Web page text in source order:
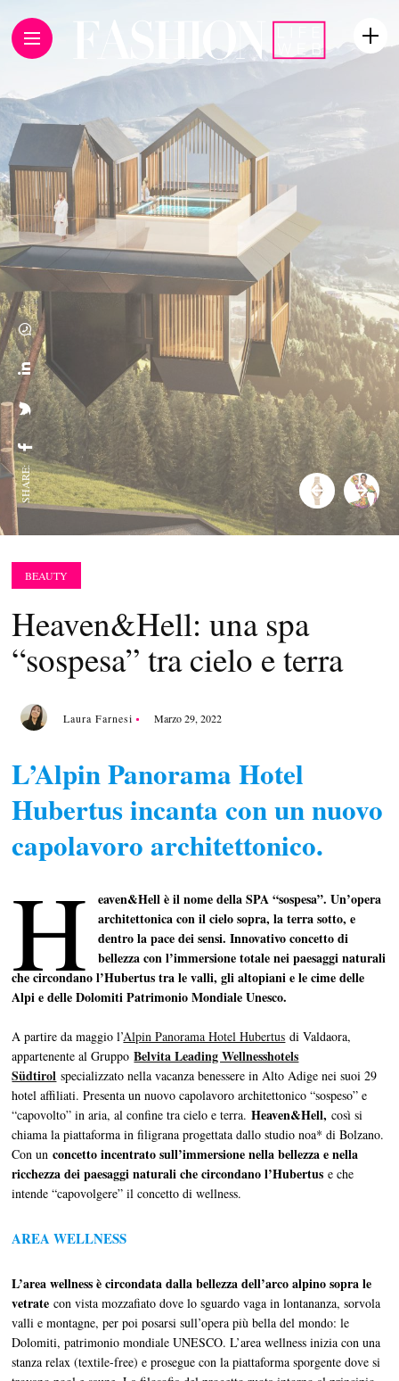
SHARE:
BEAUTY
Heaven&Hell: una spa
“sospesa” tra cielo e terra
Laura Farnesi Marzo 29, 2022
L’Alpin Panorama Hotel
Hubertus incanta con un nuovo
capolavoro architettonico.
H
eaven&Hell è il nome della SPA “sospesa”. Un’opera
architettonica con il cielo sopra, la terra sotto, e
dentro la pace dei sensi. Innovativo concetto di
bellezza con l’immersione totale nei paesaggi naturali
che circondano l’Hubertus tra le valli, gli altopiani e le cime delle
Alpi e delle Dolomiti Patrimonio Mondiale Unesco.
A partire da maggio l’Alpin Panorama Hotel Hubertus di Valdaora,
appartenente al GruppoBelvita Leading Wellnesshotels
Südtirol specializzato nella vacanza benessere in Alto Adige nei suoi 29
hotel affiliati. Presenta un nuovo capolavoro architettonico “sospeso” e
“capovolto” in aria, al confine tra cielo e terra.Heaven&Hell, così si
chiama la piattaforma in filigrana progettata dallo studio noa* di Bolzano.
Con unconcetto incentrato sull’immersione nella bellezza e nella
ricchezza dei paesaggi naturali che circondano l’Hubertus e che
intende “capovolgere” il concetto di wellness.
AREA WELLNESS
L’area wellness è circondata dalla bellezza dell’arco alpino sopra le
vetratecon vista mozzafiato dove lo sguardo vaga in lontananza, sorvola
valli e montagne, per poi posarsi sull’opera più bella del mondo: le
Dolomiti, patrimonio mondiale UNESCO. L’area wellness inizia con una
stanza relax (textile-free) e prosegue con la piattaforma sporgente dove si